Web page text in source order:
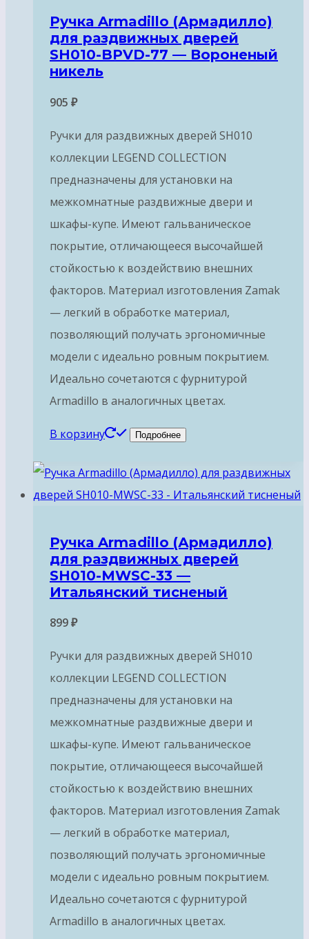
Ручка Armadillo (Армадилло)
для раздвижных дверей
SH010-BPVD-77 — Вороненый
никель
905 ₽
Ручки для раздвижных дверей SH010
коллекции LEGEND COLLECTION
предназначены для установки на
межкомнатные раздвижные двери и
шкафы-купе. Имеют гальваническое
покрытие, отличающееся высочайшей
стойкостью к воздействию внешних
факторов. Материал изготовления Zamak
— легкий в обработке материал,
позволяющий получать эргономичные
модели с идеально ровным покрытием.
Идеально сочетаются с фурнитурой
Armadillo в аналогичных цветах.
В корзину Подробнее
Ручка Armadillo (Армадилло)
для раздвижных дверей
SH010-MWSC-33 —
Итальянский тисненый
899₽
Ручки для раздвижных дверей SH010
коллекции LEGEND COLLECTION
предназначены для установки на
межкомнатные раздвижные двери и
шкафы-купе. Имеют гальваническое
покрытие, отличающееся высочайшей
стойкостью к воздействию внешних
факторов. Материал изготовления Zamak
— легкий в обработке материал,
позволяющий получать эргономичные
модели с идеально ровным покрытием.
Идеально сочетаются с фурнитурой
Armadillo в аналогичных цветах.